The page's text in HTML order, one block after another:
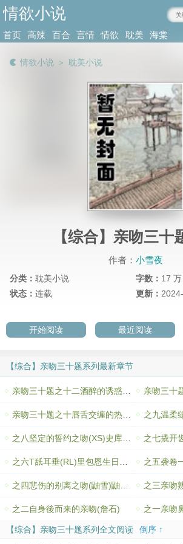
情欲小说
laidajiu.com
首页
高辣
百合
言情
情欲
耽美
海棠
情欲小说 ＞ 耽美小说
【综合】亲吻三十
作者： 小雪夜
分类： 耽美小说 字数： 17 万
状态： 连载 更新：
开始阅读 最近阅读
【综合】亲吻三十题系列最新章节
亲吻三十题之十二酒醉的诱惑之吻(XS)XAXUS生日贺文
亲吻三十题之十唇舌交缠的热吻(土银)银时生日贺文
之八坚定的誓约之吻(XS)史库瓦罗生日贺文
之六T舐耳垂(RL)里包恩生日贺文
之四悲伤的别离之吻(鼬雪)鼬生日贺文
之二自身後而来的亲吻(詹石)
【综合】亲吻三十题系列全文阅读 倒序 ↑